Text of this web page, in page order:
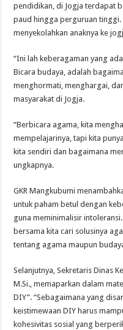
pendidikan, di Jogja terdapat
paud hingga perguruan tinggi.
menyekolahkan anaknya ke
“Ini lah keberagaman yang
Bicara budaya, adalah
menghormati, menghargai,
masyarakat di Jogja.
“Berbicara agama, kita
mempelajarinya, tapi kita
kita sendiri dan bagaimana
ungkapnya.
GKR Mangkubumi
untuk paham betul dengan
guna meminimalisir
bersama kita cari solusinya
tentang agama maupun
Selanjutnya, Sekretaris Dinas
M.Si., memaparkan dalam
DIY”. “Sebagaimana yang
keistimewaan DIY harus
kohesivitas sosial yang